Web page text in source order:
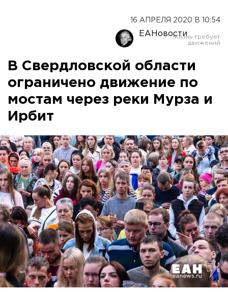
16 АПРЕЛЯ 2020 В 10:54
ЕАНовости
В Свердловской области
ограничено движение по
мостам через реки Мурза и
Ирбит